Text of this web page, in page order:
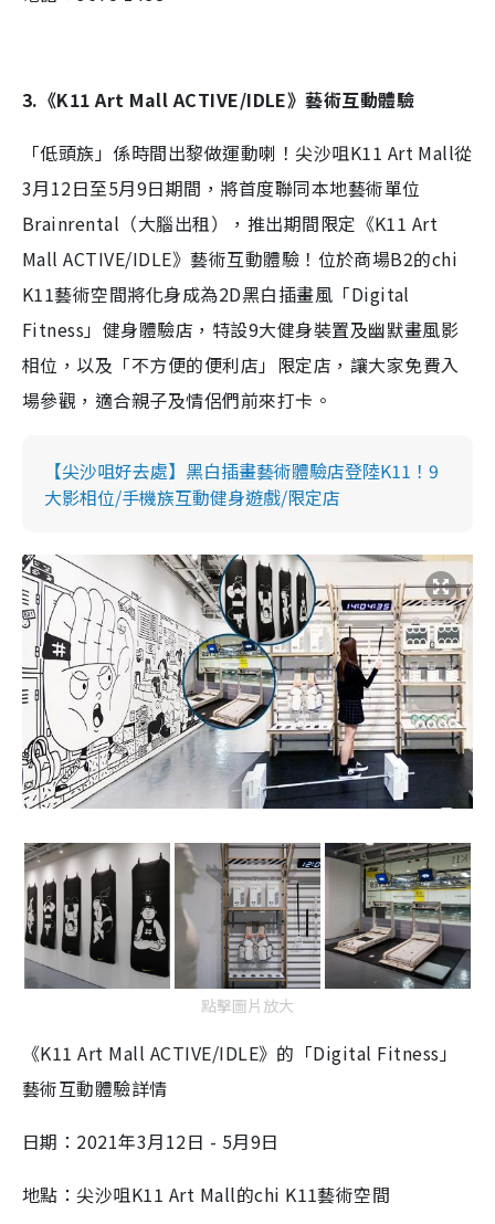
3.《K11 Art Mall ACTIVE/IDLE》藝術互動體驗
「低頭族」係時間出黎做運動喇！尖沙咀K11 Art Mall從
3月12日至5月9日期間，將首度聯同本地藝術單位
Brainrental（大腦出租），推出期間限定《K11 Art
Mall ACTIVE/IDLE》藝術互動體驗！位於商場B2的chi
K11藝術空間將化身成為2D黑白插畫風「Digital
Fitness」健身體驗店，特設9大健身裝置及幽默畫風影
相位，以及「不方便的便利店」限定店，讓大家免費入
場參觀，適合親子及情侶們前來打卡。
【尖沙咀好去處】黑白插畫藝術體驗店登陸K11！9
大影相位/手機族互動健身遊戲/限定店
點擊圖片放大
《K11 Art Mall ACTIVE/IDLE》的「Digital Fitness」
藝術互動體驗詳情
日期：2021年3月12日 - 5月9日
地點：尖沙咀K11 Art Mall的chi K11藝術空間